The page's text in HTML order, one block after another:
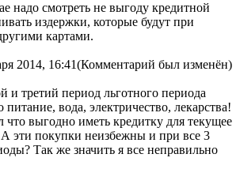
надо смотреть не выгоду кредитной
издержки, которые будут при
картами.
2014, 16:41(Комментарий был изменён)
и третий период льготного периода
питание, вода, электричество, лекарства!
что выгодно иметь кредитку для текущее
А эти покупки неизбежны и при все 3
Так же значить я все неправильно